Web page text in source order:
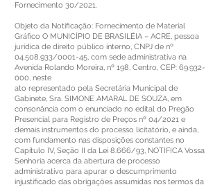
Fornecimento 30/2021.
Objeto da Notificação: Fornecimento de Material
Gráfico O MUNICÍPIO DE BRASILÉIA – ACRE, pessoa
jurídica de direito público interno, CNPJ de nº
04.508.933/0001-45, com sede administrativa na
Avenida Rolando Moreira, nº 198, Centro, CEP: 69.932-
000, neste
ato representado pela Secretária Municipal de
Gabinete, Sra. SIMONE AMARAL DE SOUZA, em
consonância com o enunciado no edital do Pregão
Presencial para Registro de Preços nº 04/2021 e
demais instrumentos do processo licitatório, e ainda,
com fundamento nas disposições constantes no
Capítulo IV, Seção II da Lei 8.666/93, NOTIFICA Vossa
Senhoria acerca da abertura de processo
administrativo para apurar o descumprimento
injustificado das obrigações assumidas nos termos da